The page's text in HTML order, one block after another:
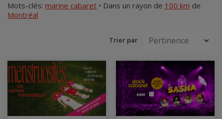
Mots-clés: marine cabaret • Dans un rayon de 100 km de
Montréal
Trier par